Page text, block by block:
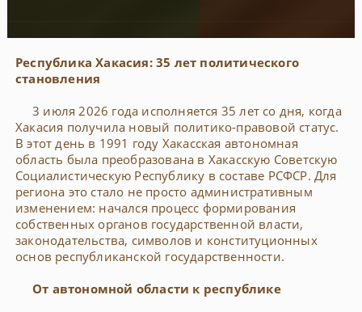
Республика Хакасия: 35 лет политического
становления
3 июля 2026 года исполняется 35 лет со дня, когда
Хакасия получила новый политико-правовой статус.
В этот день в 1991 году Хакасская автономная
область была преобразована в Хакасскую Советскую
Социалистическую Республику в составе РСФСР. Для
региона это стало не просто административным
изменением: начался процесс формирования
собственных органов государственной власти,
законодательства, символов и конституционных
основ республиканской государственности.
От автономной области к республике